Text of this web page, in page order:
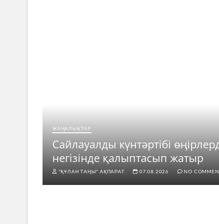
ЖАҢАЛЫҚТАР
Сайлауалды күнтәртібі
негізінде қалыптасып жатыр
"ҚҰЛАН ТАҢЫ" АҚПАРАТ. 07.08.2026 NO